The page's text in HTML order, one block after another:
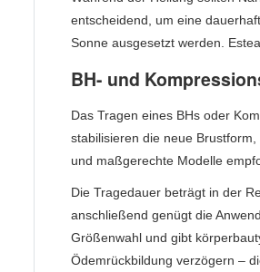
entscheidend, um eine
Sonne ausgesetzt werden.
BH- und
Das Tragen eines BHs oder
stabilisieren die neue
und maßgerechte Modelle
Die Tragedauer beträgt in der
anschließend genügt die
Größenwahl und gibt
Ödemrückbildung verzögern –